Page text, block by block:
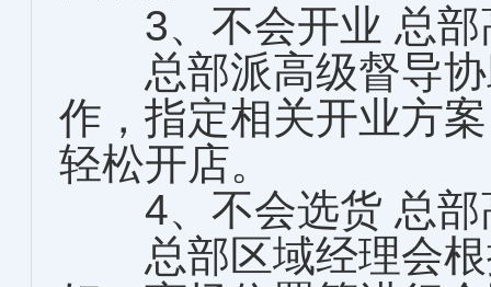
3、不会开业 总部
总部派高级督导协
作，指定相关开业方
轻松开店。
4、不会选货 总部
总部区域经理会根